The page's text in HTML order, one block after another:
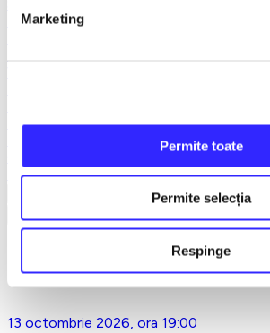
Marketing
Permite toate
Permite selecția
Respinge
Exclusiv in reteaua Smart Ticketing
Teatrul Maidan
Trupa de teatru YuPPie ArT
Compania de Teatru Concordia
Reduceri bilete
Vezi mai puțin
Teatrul National de Opereta si Musical
Bucuresti
13 octombrie 2026, ora 19:00